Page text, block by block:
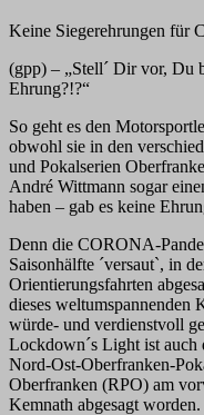
Keine Siegerehrungen für
(gpp) – „Stell´ Dir vor, Du
Ehrung?!?“
So geht es den
obwohl sie in den
und Pokalserien
André Wittmann sogar
haben – gab es keine
Denn die CORONA-
Saisonhälfte ´versaut`, in
Orientierungsfahrten
dieses weltumspannenden
würde- und verdienstvoll
Lockdown´s Light ist auch
Nord-Ost-Oberfranken-
Oberfranken (RPO) am
Kemnath abgesagt worden.